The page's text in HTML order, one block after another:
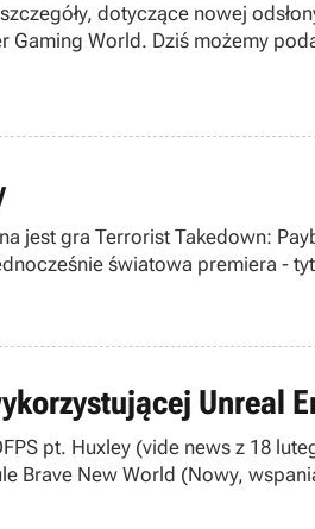
dotyczące nowej
Gaming World. Dziś możemy
w przebojowej cenie
premiera - tytuł wydany zostanie
Unreal
pt. Huxley (vide news z 18
Brave New World (Nowy,